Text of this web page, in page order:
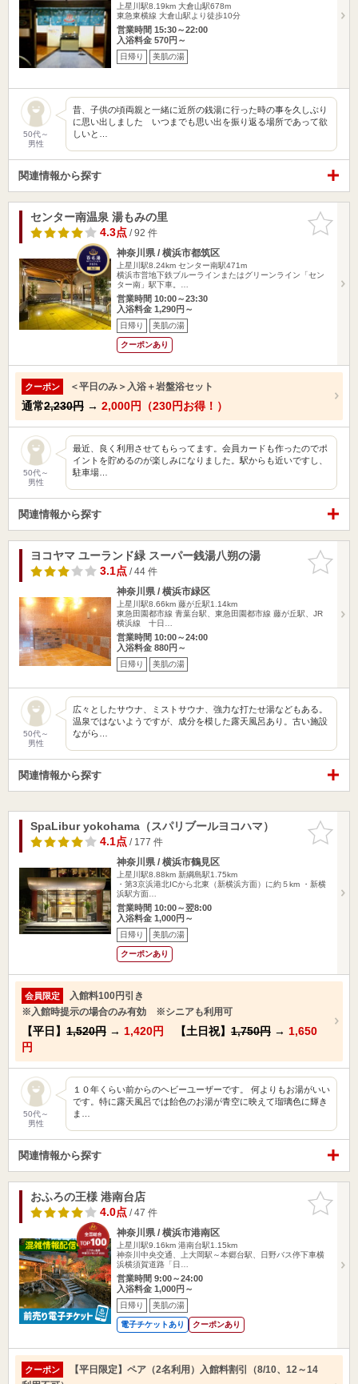
上星川駅8.19km 大倉山駅678m
東急東横線 大倉山駅より徒歩10分
営業時間 15:30～22:00
入浴料金 570円～
日帰り 美肌の湯
50代～
男性
昔、子供の頃両親と一緒に近所の銭湯に行った時の事を久しぶり
に思い出しました いつまでも思い出を振り返る場所であって欲
しいと…
関連情報から探す
お気に入
りに追加
センター南温泉 湯もみの里
4.3点/ 92 件
神奈川県 / 横浜市都筑区
上星川駅8.24km センター南駅471m
横浜市営地下鉄ブルーラインまたはグリーンライン「セン
ター南」駅下車。…
営業時間 10:00～23:30
入浴料金 1,290円～
日帰り 美肌の湯
クーポンあり
クーポン ＜平日のみ＞入浴＋岩盤浴セット
通常2,230円 → 2,000円（230円お得！）
50代～
男性
最近、良く利用させてもらってます。会員カードも作ったのでポ
イントを貯めるのが楽しみになりました。駅からも近いですし、
駐車場…
関連情報から探す
お気に入
りに追加
ヨコヤマ ユーランド緑 スーパー銭湯八朔の湯
3.1点/ 44 件
神奈川県 / 横浜市緑区
上星川駅8.66km 藤が丘駅1.14km
東急田園都市線 青葉台駅、東急田園都市線 藤が丘駅、JR
横浜線 十日…
営業時間 10:00～24:00
入浴料金 880円～
日帰り 美肌の湯
50代～
男性
広々としたサウナ、ミストサウナ、強力な打たせ湯などもある。
温泉ではないようですが、成分を模した露天風呂あり。古い施設
ながら…
関連情報から探す
お気に入
りに追加
SpaLibur yokohama（スパリブールヨコハマ）
4.1点/ 177 件
神奈川県 / 横浜市鶴見区
上星川駅8.88km 新綱島駅1.75km
・第3京浜港北ICから北東（新横浜方面）に約５km ・新横
浜駅方面…
営業時間 10:00～翌8:00
入浴料金 1,000円～
日帰り 美肌の湯
クーポンあり
会員限定
入館料100円引き
※入館時提示の場合のみ有効 ※シニアも利用可
【平日】 1,520円 → 1,420円 【土日祝】 1,750円 → 1,650
円
50代～
男性
１０年くらい前からのヘビーユーザーです。 何よりもお湯がいい
です。特に露天風呂では飴色のお湯が青空に映えて瑠璃色に輝き
ま…
関連情報から探す
お気に入
りに追加
おふろの王様 港南台店
4.0点/ 47 件
神奈川県 / 横浜市港南区
上星川駅9.16km 港南台駅1.15km
神奈川中央交通、上大岡駅～本郷台駅、日野バス停下車横
浜横須賀道路「日…
営業時間 9:00～24:00
入浴料金 1,000円～
日帰り 美肌の湯
電子チケットあり クーポンあり
クーポン
【平日限定】ペア（2名利用）入館料割引（8/10、12～14